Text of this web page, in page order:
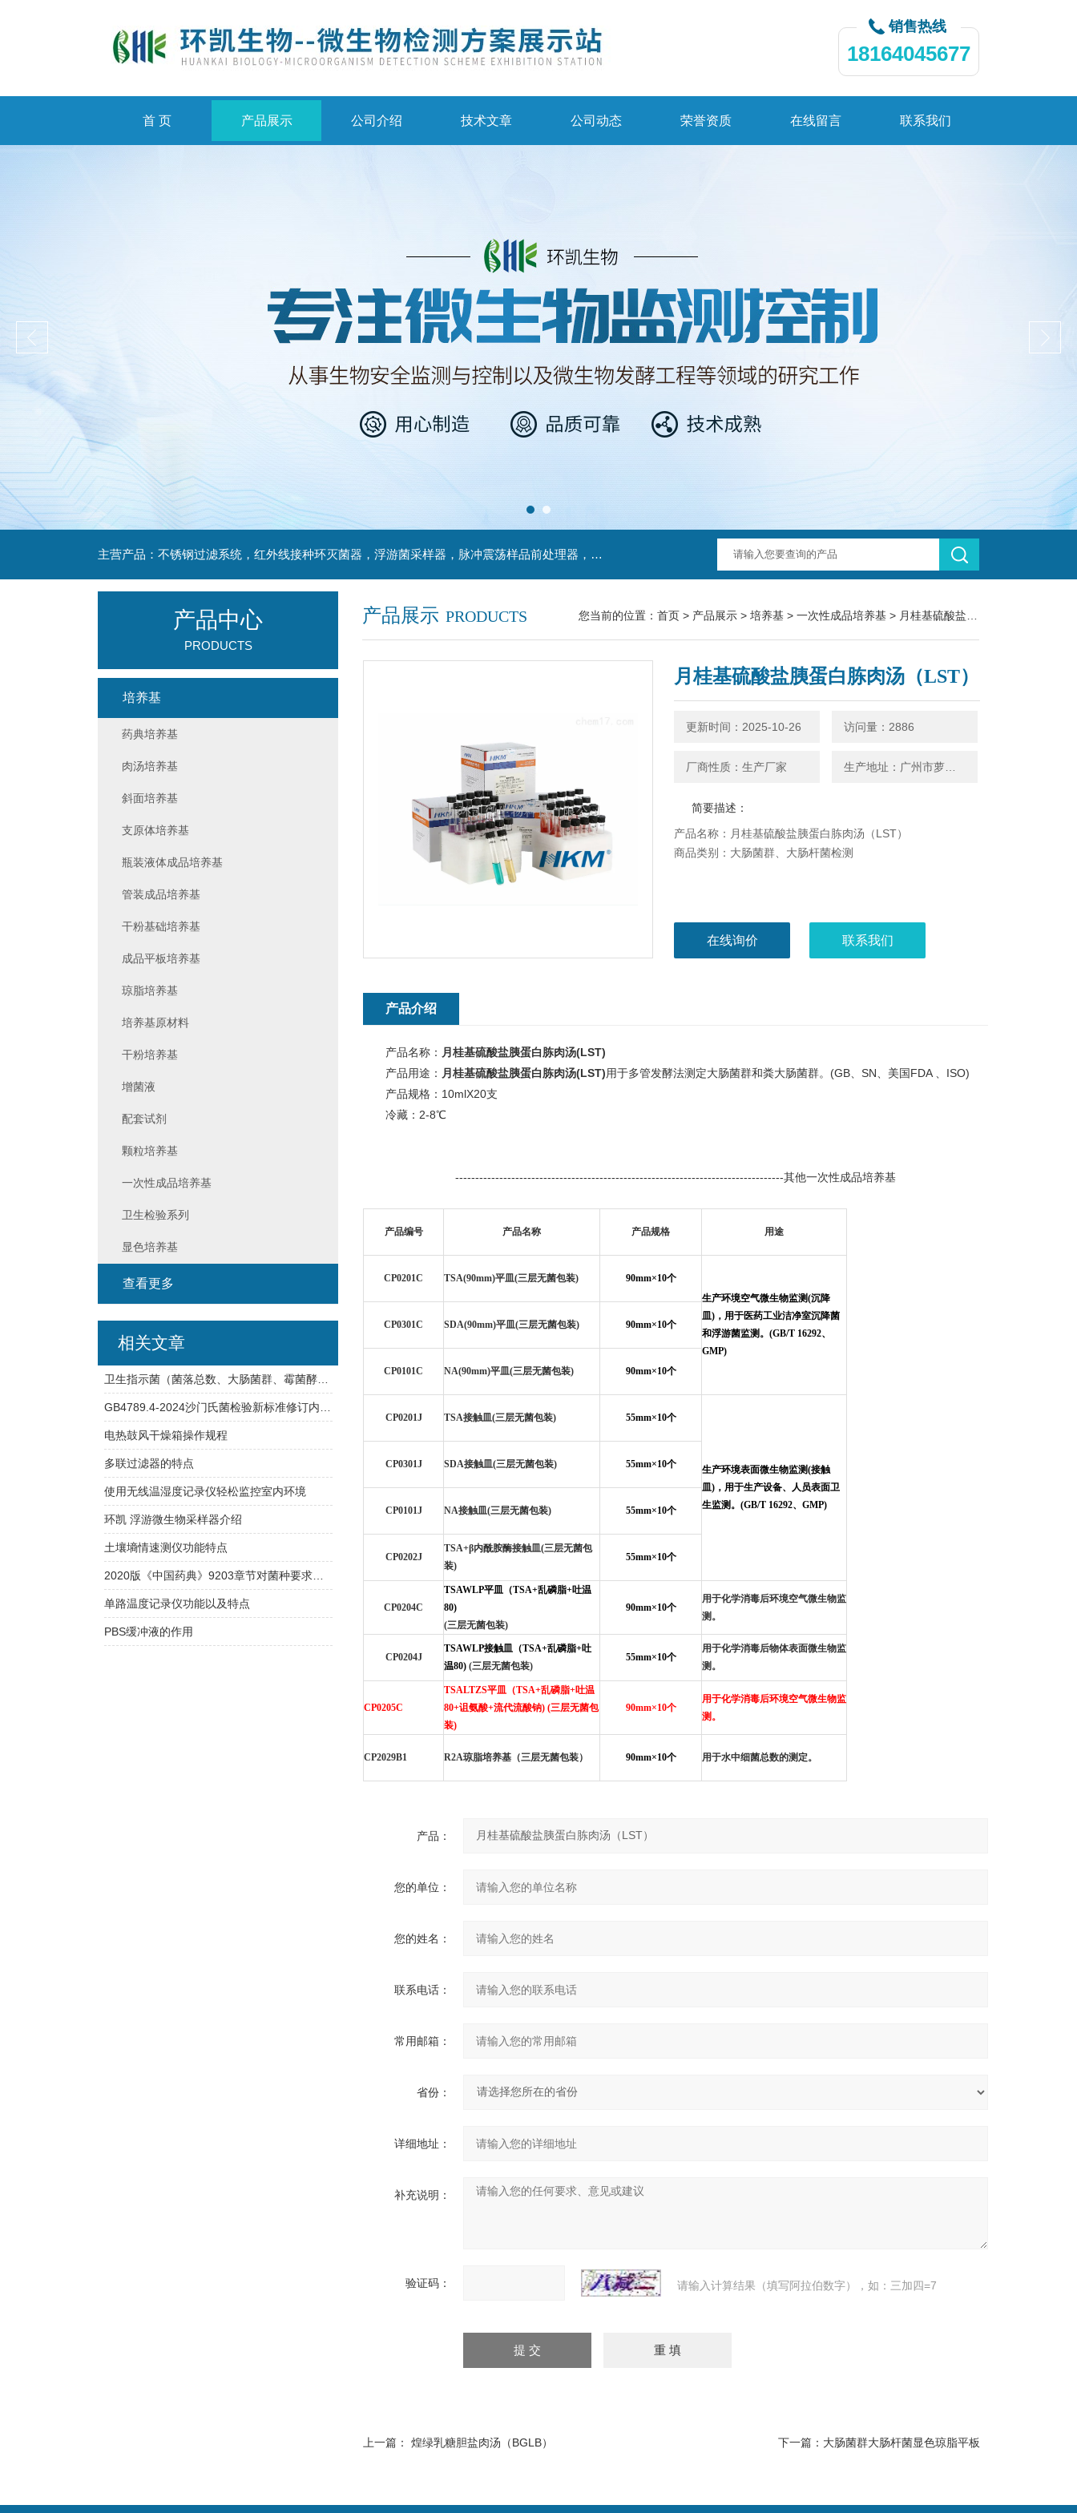
销售热线
18164045677
首 页 产品展示 公司介绍 技术文章 公司动态 荣誉资质 在线留言 联系我们
主营产品：不锈钢过滤系统，红外线接种环灭菌器，浮游菌采样器，脉冲震荡样品前处理器，数字化智能电热鼓风干燥箱，数字化智能电热恒温培养箱，实验室设备及环境温湿度监测系统，洁净工作台等实验设仪器设备。
产品展示 PRODUCTS 您当前的位置： 首页 > 产品展示 > 培养基 > 一次性成品培养基 > 月桂基硫酸盐胰蛋白胨肉汤（LST）
月桂基硫酸盐胰蛋白胨肉汤（LST）
更新时间：2025-10-26 访问量：2886
厂商性质：生产厂家
简要描述：
产品名称：月桂基硫酸盐胰蛋白胨肉汤（LST）
商品类别：大肠菌群、大肠杆菌检测
在线询价 联系我们
产品介绍
产品名称： 月桂基硫酸盐胰蛋白胨肉汤(LST)
产品用途： 月桂基硫酸盐胰蛋白胨肉汤(LST)用于多管发酵法测定大肠菌群和粪大肠菌群。(GB、SN、美国FDA 、ISO)
产品规格：10mlX20支
冷藏：2-8℃
----------------------------------------------------------------------------------其他一次性成品培养基
产品编号 产品名称 产品规格 用途
CP0201C TSA(90mm)平皿(三层无菌包装) 90mm×10个
生产环境空气微生物监测(沉降
皿)，用于医药工业洁净室沉降菌
和浮游菌监测。(GB/T 16292、
GMP)
CP0301C SDA(90mm)平皿(三层无菌包装) 90mm×10个
CP0101C NA(90mm)平皿(三层无菌包装) 90mm×10个
CP0201J TSA接触皿(三层无菌包装) 55mm×10个
生产环境表面微生物监测(接触
皿)，用于生产设备、人员表面卫
生监测。(GB/T 16292、GMP)
CP0301J SDA接触皿(三层无菌包装) 55mm×10个
CP0101J NA接触皿(三层无菌包装) 55mm×10个
CP0202J
TSA+β内酰胺酶接触皿(三层无菌包
装)
55mm×10个
CP0204C
TSAWLP平皿（TSA+乱磷脂+吐温
80)
(三层无菌包装)
90mm×10个
用于化学消毒后环境空气微生物监
测。
CP0204J
TSAWLP接触皿（TSA+乱磷脂+吐
温80) (三层无菌包装)
55mm×10个
用于化学消毒后物体表面微生物监
测。
CP0205C
TSALTZS平皿（TSA+乱磷脂+吐温
80+诅氨酸+流代流酸钠) (三层无菌包
装)
90mm×10个
用于化学消毒后环境空气微生物监
测。
CP2029B1 R2A琼脂培养基（三层无菌包装） 90mm×10个 用于水中细菌总数的测定。
产品：
您的单位：
您的姓名：
联系电话：
常用邮箱：
省份：
详细地址：
补充说明：
验证码： 请输入计算结果（填写阿拉伯数字），如：三加四=7
上一篇： 煌绿乳糖胆盐肉汤（BGLB） 下一篇： 大肠菌群大肠杆菌显色琼脂平板
产品中心
PRODUCTS
培养基
药典培养基
肉汤培养基
斜面培养基
支原体培养基
瓶装液体成品培养基
管装成品培养基
干粉基础培养基
成品平板培养基
琼脂培养基
培养基原材料
干粉培养基
增菌液
配套试剂
颗粒培养基
一次性成品培养基
卫生检验系列
显色培养基
查看更多
相关文章
卫生指示菌（菌落总数、大肠菌群、霉菌酵母总数）快检方案
电热鼓风干燥箱操作规程
多联过滤器的特点
使用无线温湿度记录仪轻松监控室内环境
环凯 浮游微生物采样器介绍
土壤墒情速测仪功能特点
2020版《中国药典》9203章节对菌种要求解读
单路温度记录仪功能以及特点
PBS缓冲液的作用